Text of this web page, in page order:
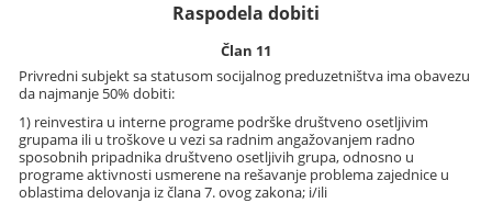
Raspodela dobiti
Član 11
Privredni subjekt sa statusom socijalnog preduzetništva ima obavezu
da najmanje 50% dobiti:
1) reinvestira u interne programe podrške društveno osetljivim
grupama ili u troškove u vezi sa radnim angažovanjem radno
sposobnih pripadnika društveno osetljivih grupa, odnosno u
programe aktivnosti usmerene na rešavanje problema zajednice u
oblastima delovanja iz člana 7. ovog zakona; i/ili